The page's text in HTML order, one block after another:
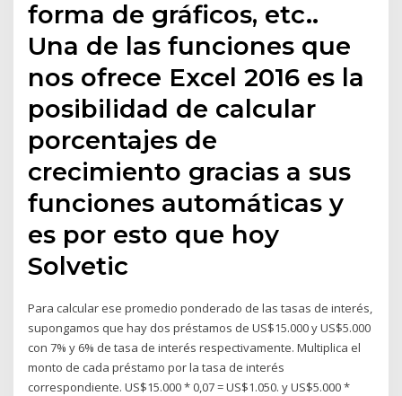
forma de gráficos, etc..
Una de las funciones que
nos ofrece Excel 2016 es la
posibilidad de calcular
porcentajes de
crecimiento gracias a sus
funciones automáticas y
es por esto que hoy
Solvetic
Para calcular ese promedio ponderado de las tasas de interés,
supongamos que hay dos préstamos de US$15.000 y US$5.000
con 7% y 6% de tasa de interés respectivamente. Multiplica el
monto de cada préstamo por la tasa de interés
correspondiente. US$15.000 * 0,07 = US$1.050. y US$5.000 *